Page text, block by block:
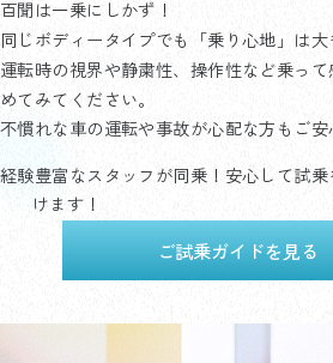
百聞は一乗にしかず！
同じボディータイプでも「乗り心地」は大
運転時の視界や静粛性、操作性など乗っ
めてみてください。
不慣れな車の運転や事故が心配な方もご安
経験豊富なスタッフが同乗！安心して試
けます！
ご試乗ガイドを見る